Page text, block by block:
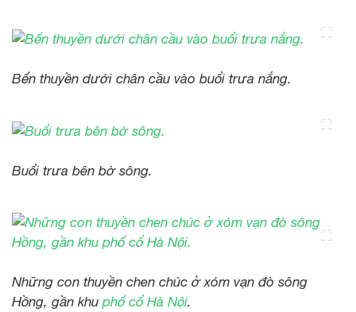
Bến thuyền dưới chân cầu vào buổi trưa nắng.
Buổi trưa bên bờ sông.
Những con thuyền chen chúc ở xóm vạn đò sông
Hồng, gần khu phố cổ Hà Nội.